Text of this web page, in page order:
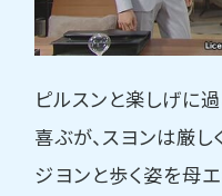
ピルスンと楽しげに
喜ぶが、スヨンは厳し
ジヨンと歩く姿を母